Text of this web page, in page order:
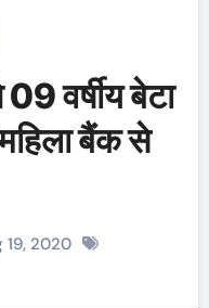
वर्षीय बेटा
बैंक से
19, 2020